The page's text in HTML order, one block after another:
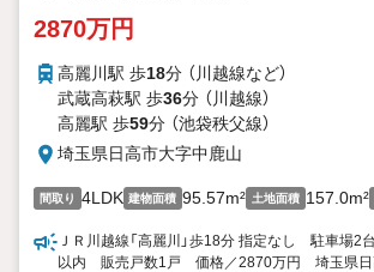
2870万円
高麗川駅 歩18分 （川越線など）
武蔵高萩駅 歩36分 （川越線）
高麗駅 歩59分 （池袋秩父線）
埼玉県日高市大字中鹿山
間取り 4LDK 建物面積 95.57m² 土地面積 157.0m²
ＪＲ川越線「高麗川」歩18分 指定なし 駐車場
以内 販売戸数1戸 価格／2870万円 埼玉県日